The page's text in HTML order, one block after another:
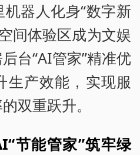
器人化身“数字新
间体验区成为文娱
台“AI管家”精准优
生产效能，实现服
双重跃升。
节能管家”筑牢绿